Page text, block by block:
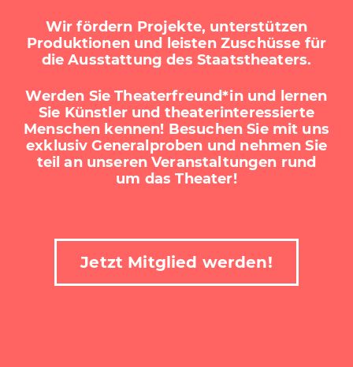
Wir fördern Projekte, unterstützen
Produktionen und leisten Zuschüsse für
die Ausstattung des Staatstheaters.
Werden Sie Theaterfreund*in und lernen
Sie Künstler und theaterinteressierte
Menschen kennen! Besuchen Sie mit uns
exklusiv Generalproben und nehmen Sie
teil an unseren Veranstaltungen rund
um das Theater!
Jetzt Mitglied werden!